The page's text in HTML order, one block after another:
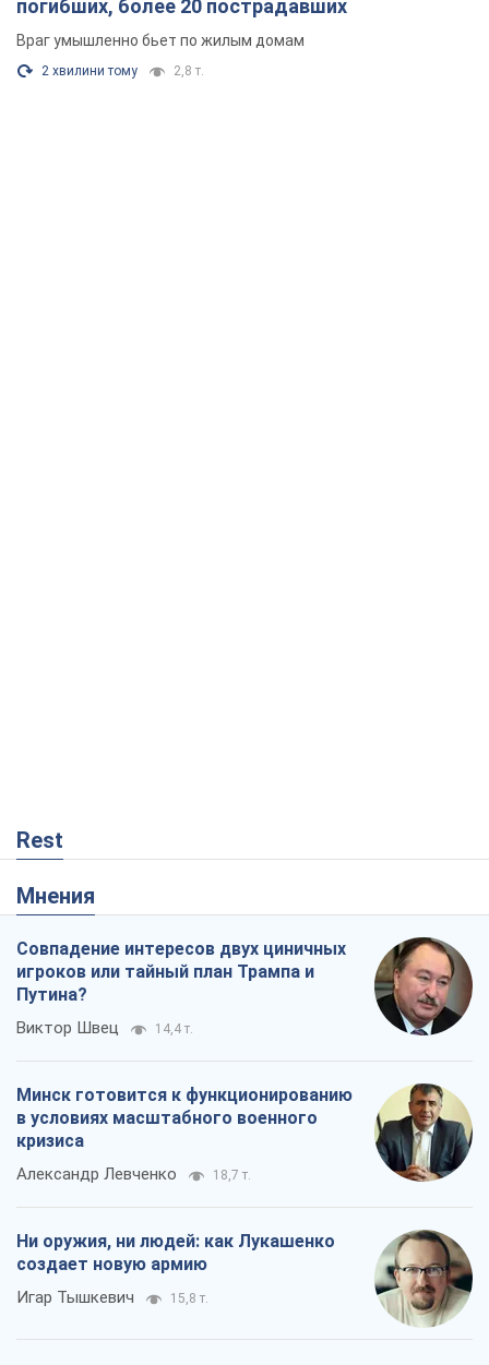
погибших, более 20 пострадавших
Враг умышленно бьет по жилым домам
2 хвилини тому 2,8 т.
Rest
Мнения
Совпадение интересов двух циничных
игроков или тайный план Трампа и
Путина?
Виктор Швец 14,4 т.
Минск готовится к функционированию
в условиях масштабного военного
кризиса
Александр Левченко 18,7 т.
Ни оружия, ни людей: как Лукашенко
создает новую армию
Игар Тышкевич 15,8 т.